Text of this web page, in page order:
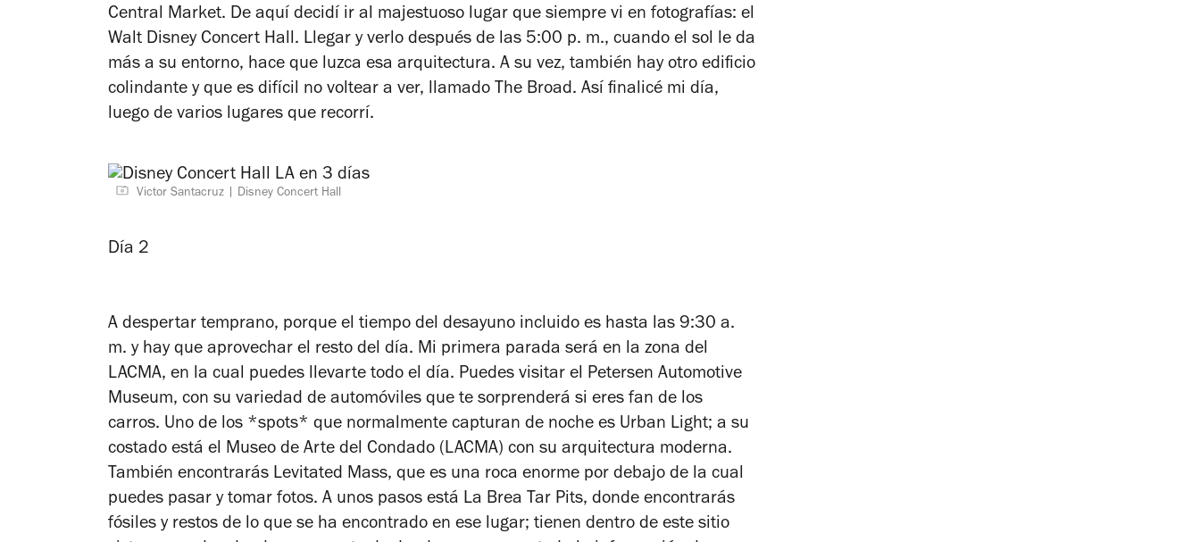
Central Market. De aquí decidí ir al majestuoso lugar que siempre vi en fotografías: el
Walt Disney Concert Hall. Llegar y verlo después de las 5:00 p. m., cuando el sol le da
más a su entorno, hace que luzca esa arquitectura. A su vez, también hay otro edificio
colindante y que es difícil no voltear a ver, llamado The Broad. Así finalicé mi día,
luego de varios lugares que recorrí.
Victor Santacruz Disney Concert Hall
Día 2
A despertar temprano, porque el tiempo del desayuno incluido es hasta las 9:30 a.
m. y hay que aprovechar el resto del día. Mi primera parada será en la zona del
LACMA, en la cual puedes llevarte todo el día. Puedes visitar el Petersen Automotive
Museum, con su variedad de automóviles que te sorprenderá si eres fan de los
carros. Uno de los *spots* que normalmente capturan de noche es Urban Light; a su
costado está el Museo de Arte del Condado (LACMA) con su arquitectura moderna.
También encontrarás Levitated Mass, que es una roca enorme por debajo de la cual
puedes pasar y tomar fotos. A unos pasos está La Brea Tar Pits, donde encontrarás
fósiles y restos de lo que se ha encontrado en ese lugar; tienen dentro de este sitio